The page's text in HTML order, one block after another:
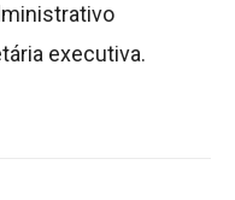
executiva.